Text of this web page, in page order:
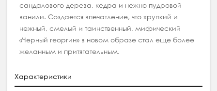
сандалового дерева, кедра и нежно пудровой
ванили. Создается впечатление, что хрупкий и
нежный, смелый и таинственный, мифический
«Черный георгин» в новом образе стал еще более
желанным и притягательным.
Характеристики